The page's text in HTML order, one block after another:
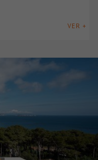
VER +